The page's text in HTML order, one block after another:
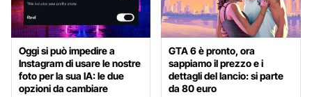
Oggi si può impedire a
Instagram di usare le nostre
foto per la sua IA: le due
opzioni da cambiare
GTA 6 è pronto, ora
sappiamo il prezzo e i
dettagli del lancio: si parte
da 80 euro